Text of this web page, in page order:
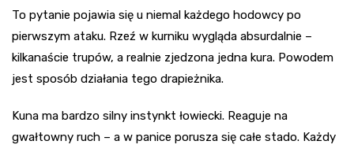
To pytanie pojawia się u niemal każdego hodowcy po
pierwszym ataku. Rzeź w kurniku wygląda absurdalnie –
kilkanaście trupów, a realnie zjedzona jedna kura. Powodem
jest sposób działania tego drapieżnika.
Kuna ma bardzo silny instynkt łowiecki. Reaguje na
gwałtowny ruch – a w panice porusza się całe stado. Każdy